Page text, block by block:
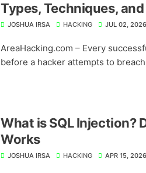
Types, Techniques,
JOSHUA IRSA HACKING JUL 02, 2026
AreaHacking.com – Every
before a hacker attempts to
What is SQL Injection?
Works
JOSHUA IRSA HACKING APR 15, 2026